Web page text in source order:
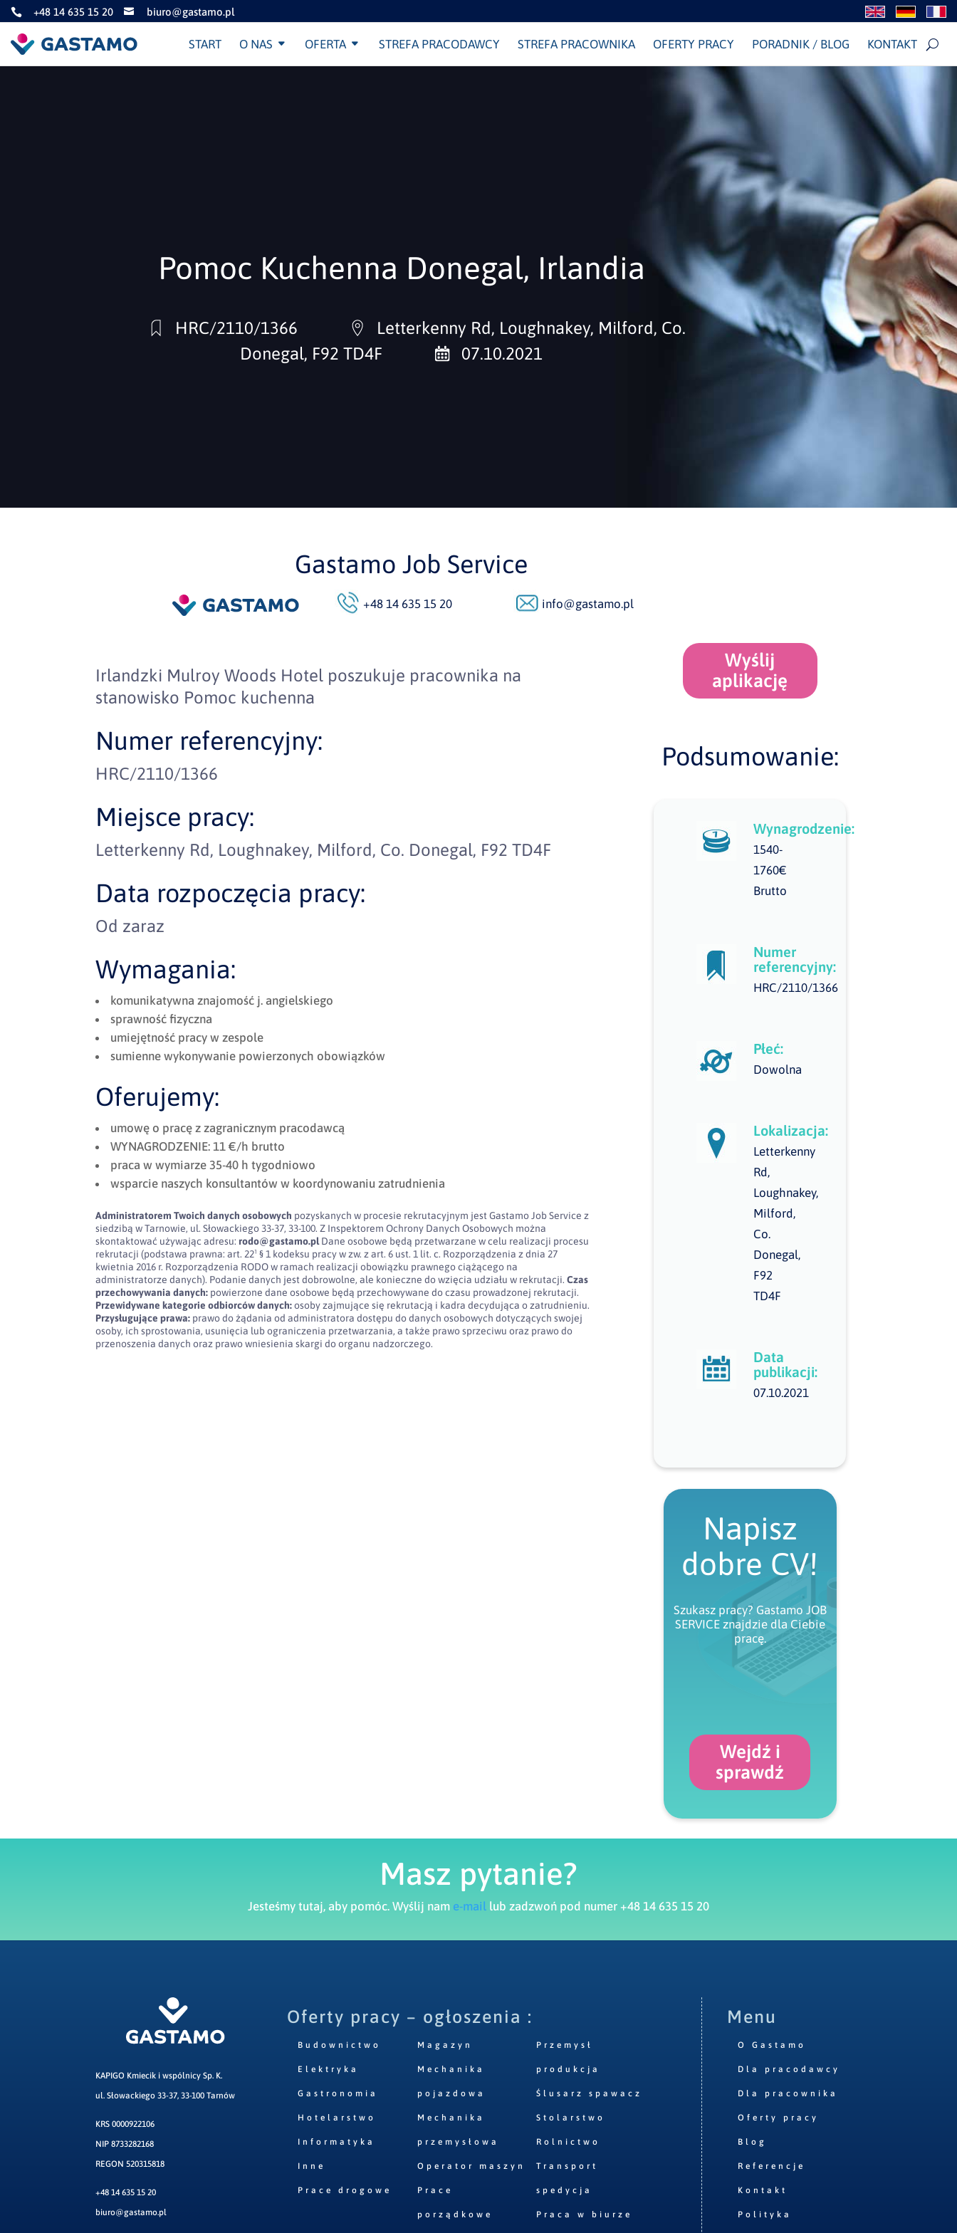
 +48 14 635 15 20  biuro@gastamo.pl
START O NAS OFERTA STREFA PRACODAWCY STREFA PRACOWNIKA OFERTY PRACY PORADNIK / BLOG KONTAKT
Pomoc Kuchenna Donegal, Irlandia
HRC/2110/1366
Letterkenny Rd, Loughnakey, Milford, Co.
Donegal, F92 TD4F
07.10.2021
Gastamo Job Service
+48 14 635 15 20 info@gastamo.pl
Irlandzki Mulroy Woods Hotel poszukuje pracownika na
stanowisko Pomoc kuchenna
Numer referencyjny:
HRC/2110/1366
Miejsce pracy:
Letterkenny Rd, Loughnakey, Milford, Co. Donegal, F92 TD4F
Data rozpoczęcia pracy:
Od zaraz
Wymagania:
komunikatywna znajomość j. angielskiego
sprawność fizyczna
umiejętność pracy w zespole
sumienne wykonywanie powierzonych obowiązków
Oferujemy:
umowę o pracę z zagranicznym pracodawcą
WYNAGRODZENIE: 11 €/h brutto
praca w wymiarze 35-40 h tygodniowo
wsparcie naszych konsultantów w koordynowaniu zatrudnienia
Administratorem Twoich danych osobowych pozyskanych w procesie rekrutacyjnym jest Gastamo Job Service z
siedzibą w Tarnowie, ul. Słowackiego 33-37, 33-100. Z Inspektorem Ochrony Danych Osobowych można
skontaktować używając adresu:rodo@gastamo.plDane osobowe będą przetwarzane w celu realizacji procesu
rekrutacji (podstawa prawna: art. 22¹ § 1 kodeksu pracy w zw. z art. 6 ust. 1 lit. c. Rozporządzenia z dnia 27
kwietnia 2016 r. Rozporządzenia RODO w ramach realizacji obowiązku prawnego ciążącego na
administratorze danych). Podanie danych jest dobrowolne, ale konieczne do wzięcia udziału w rekrutacji.Czas
przechowywania danych: powierzone dane osobowe będą przechowywane do czasu prowadzonej rekrutacji.
Przewidywane kategorie odbiorców danych:osoby zajmujące się rekrutacją i kadra decydująca o zatrudnieniu.
Przysługujące prawa: prawo do żądania od administratora dostępu do danych osobowych dotyczących swojej
osoby, ich sprostowania, usunięcia lub ograniczenia przetwarzania, a także prawo sprzeciwu oraz prawo do
przenoszenia danych oraz prawo wniesienia skargi do organu nadzorczego.
Wyślij
aplikację
Podsumowanie:
Wynagrodzenie:
1540-
1760€
Brutto
Numer
referencyjny:
HRC/2110/1366
Płeć:
Dowolna
Lokalizacja:
Letterkenny
Rd,
Loughnakey,
Milford,
Co.
Donegal,
F92
TD4F
Data
publikacji:
07.10.2021
Napisz
dobre CV!
Szukasz pracy? Gastamo JOB
SERVICE znajdzie dla Ciebie
pracę.
Wejdź i
sprawdź
Masz pytanie?
Jesteśmy tutaj, aby pomóc. Wyślij nam e-mail lub zadzwoń pod numer +48 14 635 15 20
KAPIGO Kmiecik i wspólnicy Sp. K.
ul. Słowackiego 33-37, 33-100 Tarnów
KRS 0000922106
NIP 8733282168
REGON 520315818
+48 14 635 15 20
biuro@gastamo.pl
Oferty pracy – ogłoszenia :
Budownictwo
Elektryka
Gastronomia
Hotelarstwo
Informatyka
Inne
Prace drogowe
Magazyn
Mechanika
pojazdowa
Mechanika
przemysłowa
Operator maszyn
Prace
porządkowe
Przemysł
produkcja
Ślusarz spawacz
Stolarstwo
Rolnictwo
Transport
spedycja
Praca w biurze
Menu
O Gastamo
Dla pracodawcy
Dla pracownika
Oferty pracy
Blog
Referencje
Kontakt
Polityka